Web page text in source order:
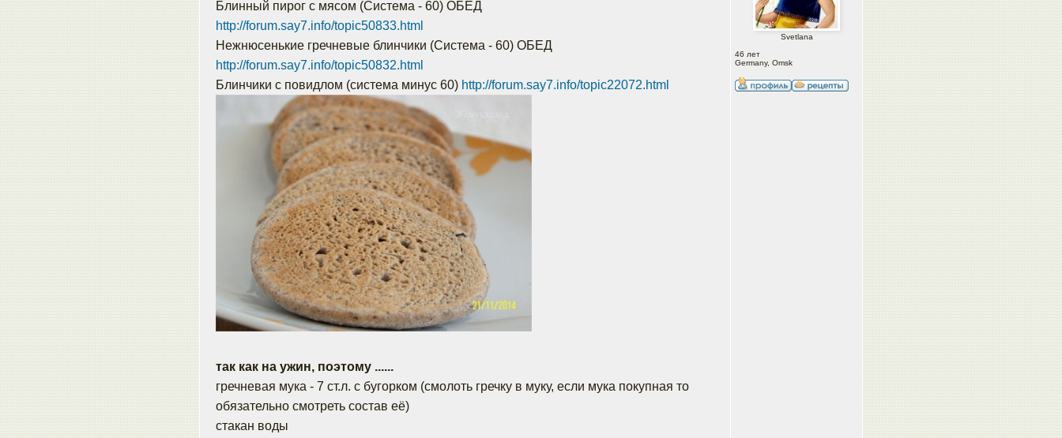
Svetlana
46 лет
Germany, Omsk
Блинный пирог с мясом (Система - 60) ОБЕД
http://forum.say7.info/topic50833.html
Нежнюсенькие гречневые блинчики (Система - 60) ОБЕД
http://forum.say7.info/topic50832.html
Блинчики с повидлом (система минус 60) http://forum.say7.info/topic22072.html
так как на ужин, поэтому ......
гречневая мука - 7 ст.л. с бугорком (смолоть гречку в муку, если мука покупная то
обязательно смотреть состав её)
стакан воды